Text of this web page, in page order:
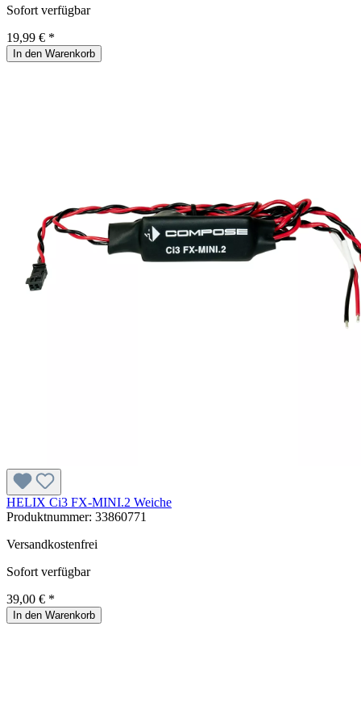
Sofort verfügbar
19,99 € *
In den Warenkorb
HELIX Ci3 FX-MINI.2 Weiche
Produktnummer: 33860771
Versandkostenfrei
Sofort verfügbar
39,00 € *
In den Warenkorb